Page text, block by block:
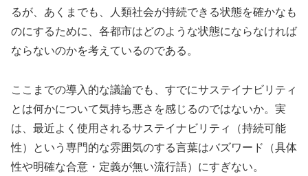
るが、あくまでも、人類社会が持続できる状態を確かなも
のにするために、各都市はどのような状態にならなければ
ならないのかを考えているのである。
ここまでの導入的な議論でも、すでにサステイナビリティ
とは何かについて気持ち悪さを感じるのではないか。実
は、最近よく使用されるサステイナビリティ（持続可能
性）という専門的な雰囲気のする言葉はバズワード（具体
性や明確な合意・定義が無い流行語）にすぎない。